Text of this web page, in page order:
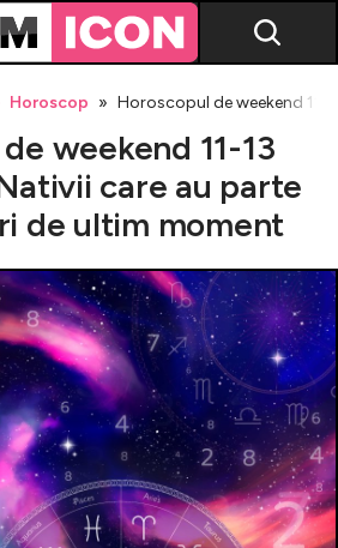
news
TV
Horoscop Horoscopul de weekend
weekend 11-13
care au parte
de ultim moment